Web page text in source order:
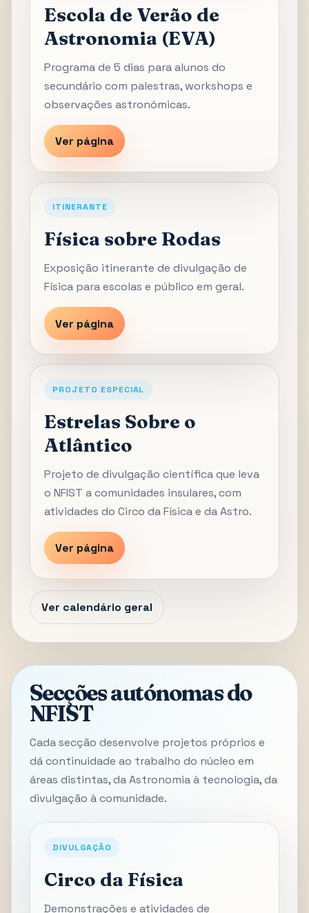
Escola de Verão de
Astronomia (EVA)
Programa de 5 dias para alunos do
secundário com palestras, workshops e
observações astronómicas.
Ver página
ITINERANTE
Física sobre Rodas
Exposição itinerante de divulgação de
Física para escolas e público em geral.
Ver página
PROJETO ESPECIAL
Estrelas Sobre o
Atlântico
Projeto de divulgação científica que leva
o NFIST a comunidades insulares, com
atividades do Circo da Física e da Astro.
Ver página
Ver calendário geral
Secções autónomas do
NFIST
Cada secção desenvolve projetos próprios e
dá continuidade ao trabalho do núcleo em
áreas distintas, da Astronomia à tecnologia, da
divulgação à comunidade.
DIVULGAÇÃO
Circo da Física
Demonstrações e atividades de